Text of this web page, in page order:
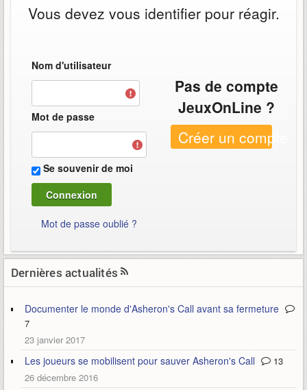
Vous devez vous identifier pour réagir.
Nom d'utilisateur
Mot de passe
Se souvenir de moi
Mot de passe oublié ?
Pas de compte
JeuxOnLine ?
Créer un compte
Dernières actualités
Documenter le monde d'Asheron's Call avant sa fermeture
7
23 janvier 2017
Les joueurs se mobilisent pour sauver Asheron's Call
13
26 décembre 2016